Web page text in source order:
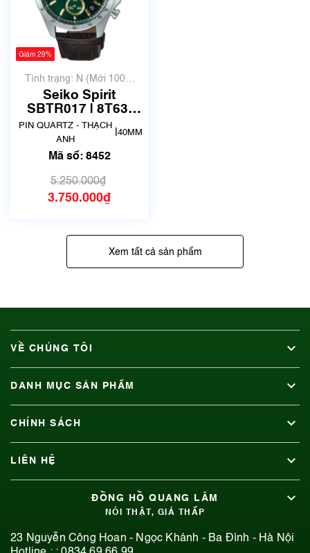
Giảm 29%
Tình trạng: N (Mới 100%
chưa qua sử dụng)
Seiko Spirit
SBTR017 | 8T63-
00D0 | Size 40.5mm
| Mã số 8452
PIN QUARTZ - THẠCH
ANH
40MM
Mã số: 8452
5.250.000₫
3.750.000₫
Xem tất cả sản phẩm
VỀ CHÚNG TÔI
DANH MỤC SẢN PHẨM
CHÍNH SÁCH
LIÊN HỆ
ĐỒNG HỒ QUANG LÂM
NÓI THẬT, GIÁ THẤP
23 Nguyễn Công Hoan - Ngọc Khánh - Ba Đình - Hà Nội